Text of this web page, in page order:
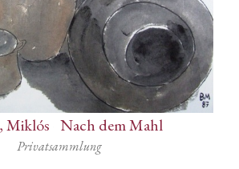
Miklós Nach dem Mahl
Privatsammlung